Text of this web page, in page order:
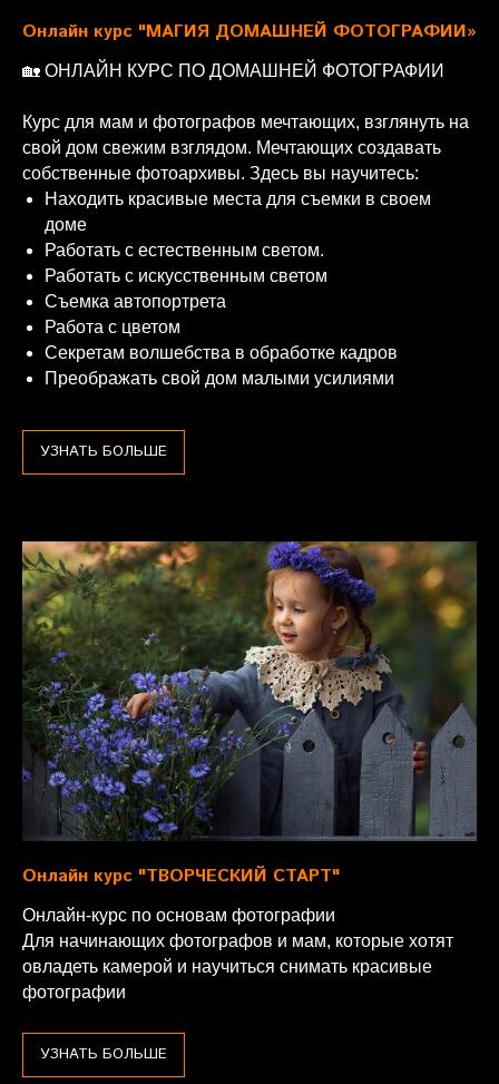
Онлайн курс "МАГИЯ ДОМАШНЕЙ ФОТОГРАФИИ»
🏡 ОНЛАЙН КУРС ПО ДОМАШНЕЙ ФОТОГРАФИИ
Курс для мам и фотографов мечтающих, взглянуть на
свой дом свежим взглядом. Мечтающих создавать
собственные фотоархивы. Здесь вы научитесь:
Находить красивые места для съемки в своем
доме
Работать с естественным светом.
Работать с искусственным светом
Съемка автопортрета
Работа с цветом
Секретам волшебства в обработке кадров
Преображать свой дом малыми усилиями
УЗНАТЬ БОЛЬШЕ
Онлайн курс "ТВОРЧЕСКИЙ СТАРТ"
Онлайн-курс по основам фотографии
Для начинающих фотографов и мам, которые хотят
овладеть камерой и научиться снимать красивые
фотографии
УЗНАТЬ БОЛЬШЕ